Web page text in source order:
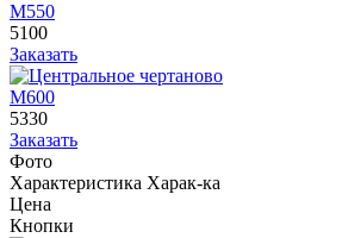
М550
5100
Заказать
М600
5330
Заказать
Фото
Характеристика Харак-ка
Цена
Кнопки